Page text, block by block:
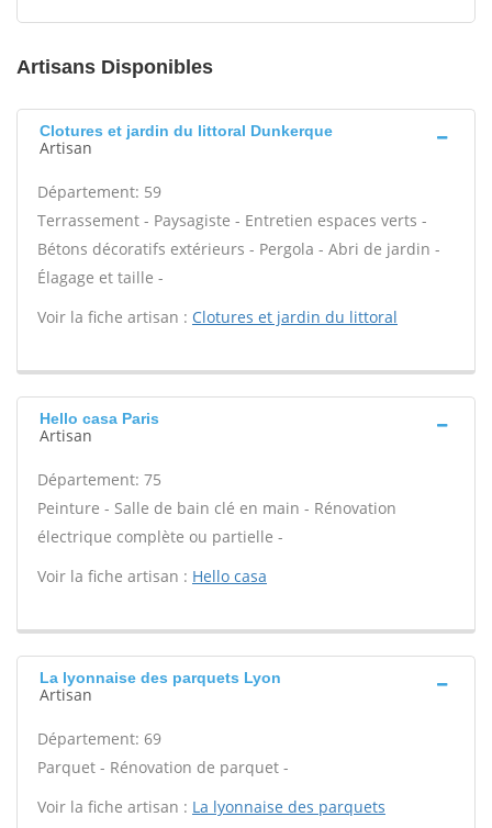
Artisans Disponibles
Clotures et jardin du littoral Dunkerque
Artisan
Département: 59
Terrassement - Paysagiste - Entretien espaces verts -
Bétons décoratifs extérieurs - Pergola - Abri de jardin -
Élagage et taille -
Voir la fiche artisan : Clotures et jardin du littoral
Hello casa Paris
Artisan
Département: 75
Peinture - Salle de bain clé en main - Rénovation
électrique complète ou partielle -
Voir la fiche artisan : Hello casa
La lyonnaise des parquets Lyon
Artisan
Département: 69
Parquet - Rénovation de parquet -
Voir la fiche artisan : La lyonnaise des parquets